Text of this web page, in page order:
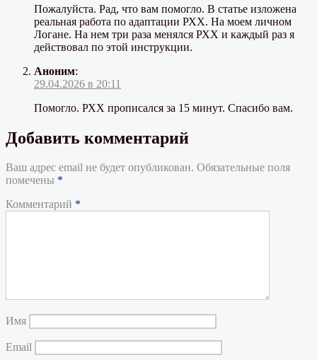
Пожалуйста. Рад, что вам помогло. В статье изложена
реальная работа по адаптации РХХ. На моем личном
Логане. На нем три раза менялся РХХ и каждый раз я
действовал по этой инструкции.
Аноним:
29.04.2026 в 20:11
Помогло. РХХ прописался за 15 минут. Спасибо вам.
Добавить комментарий
Ваш адрес email не будет опубликован. Обязательные поля
помечены *
Комментарий *
Имя
Email